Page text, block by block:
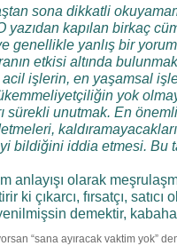
sona dikkatli
yazıdan kapılan birkaç
genellikle yanlış bir
etkisi altında
işlerin, en yaşamsal
yok
sürekli unutmak. En
bildiğini iddia etmesi. Bu
anlayışı olarak
ki çıkarcı, fırsatçı,
demektir,
“sana ayıracak vaktim yok”